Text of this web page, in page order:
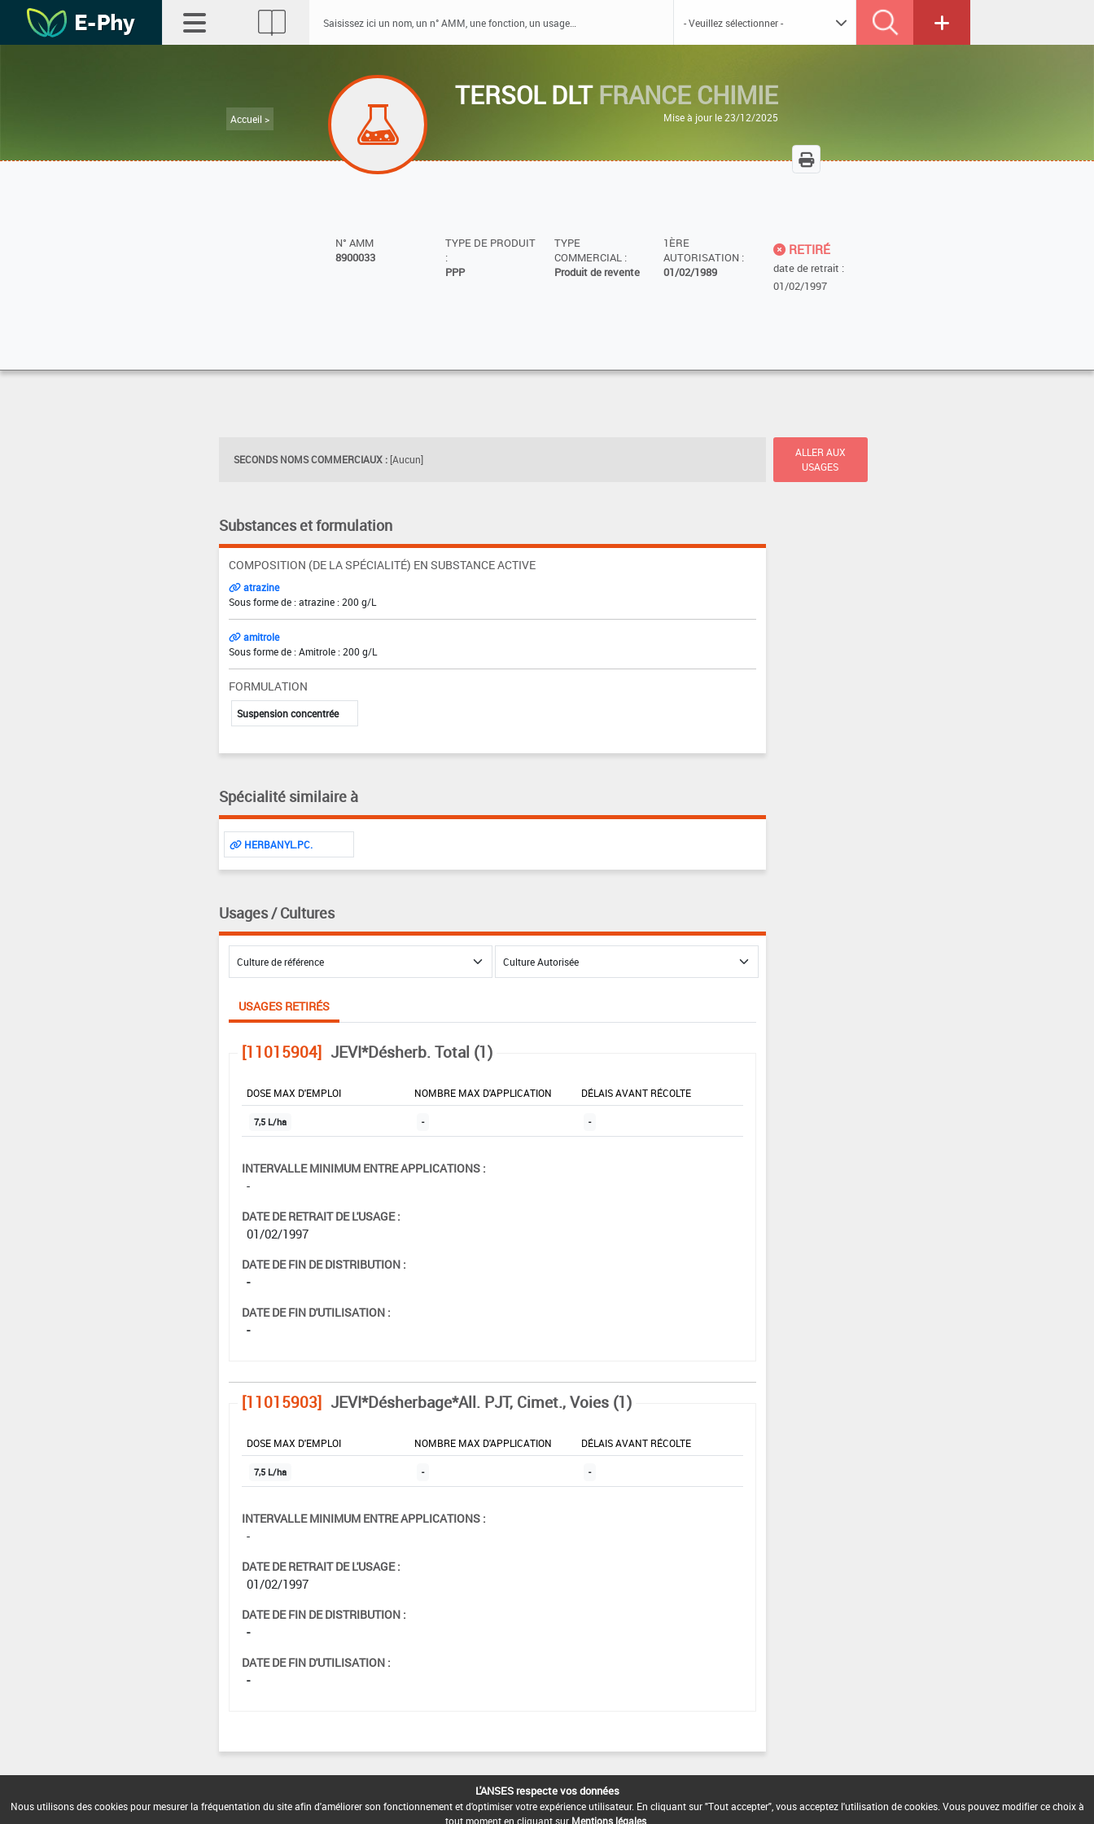
Accueil >
TERSOL DLTFRANCE CHIMIE
Mise à jour le 23/12/2025
N° AMM
8900033
TYPE DE PRODUIT
:
PPP
TYPE
COMMERCIAL :
Produit de revente
1ÈRE
AUTORISATION :
01/02/1989
RETIRÉ
date de retrait :
01/02/1997
SECONDS NOMS COMMERCIAUX : [Aucun]
ALLER AUX
USAGES
Substances et formulation
COMPOSITION (DE LA SPÉCIALITÉ) EN SUBSTANCE ACTIVE
atrazine
Sous forme de : atrazine : 200 g/L
amitrole
Sous forme de : Amitrole : 200 g/L
FORMULATION
Suspension concentrée
Spécialité similaire à
HERBANYL.PC.
Usages / Cultures
USAGES RETIRÉS
[11015904] JEVI*Désherb. Total (1)
DOSE MAX D'EMPLOI NOMBRE MAX D'APPLICATION DÉLAIS AVANT RÉCOLTE
7,5 L/ha - -
INTERVALLE MINIMUM ENTRE APPLICATIONS :
-
DATE DE RETRAIT DE L'USAGE :
01/02/1997
DATE DE FIN DE DISTRIBUTION :
-
DATE DE FIN D'UTILISATION :
-
[11015903] JEVI*Désherbage*All. PJT, Cimet., Voies (1)
DOSE MAX D'EMPLOI NOMBRE MAX D'APPLICATION DÉLAIS AVANT RÉCOLTE
7,5 L/ha - -
INTERVALLE MINIMUM ENTRE APPLICATIONS :
-
DATE DE RETRAIT DE L'USAGE :
01/02/1997
DATE DE FIN DE DISTRIBUTION :
-
DATE DE FIN D'UTILISATION :
-
L'ANSES respecte vos données
Nous utilisons des cookies pour mesurer la fréquentation du site afin d'améliorer son fonctionnement et d'optimiser votre expérience utilisateur. En cliquant sur "Tout accepter", vous acceptez l'utilisation de cookies. Vous pouvez modifier ce choix à
tout moment en cliquant sur Mentions légales